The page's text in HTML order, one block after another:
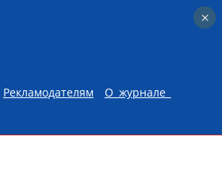
Рекламодателям
О журнале
×
×